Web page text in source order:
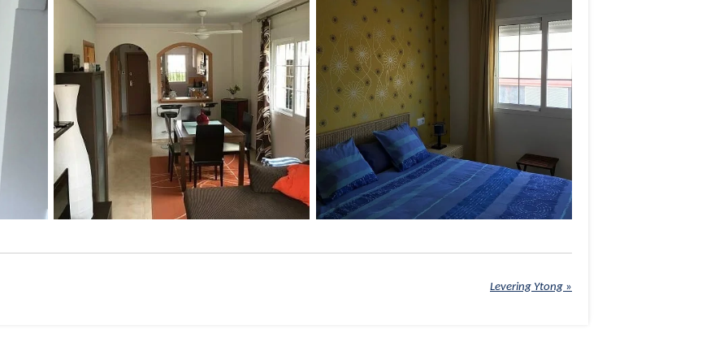
Levering Ytong »